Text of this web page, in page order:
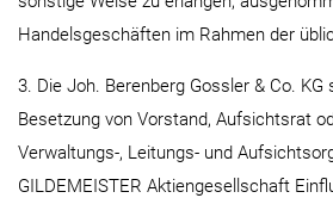
Handelsgeschäften im Rahmen der
3. Die Joh. Berenberg Gossler & Co.
Besetzung von Vorstand, Aufsichtsrat
Verwaltungs-, Leitungs- und
GILDEMEISTER Aktiengesellschaft